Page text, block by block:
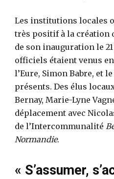
Les institutions locales
très positif à la création
de son inauguration le
officiels étaient venus
l’Eure, Simon Babre, et
présents. Des élus
Bernay, Marie-Lyne
déplacement avec
de l’Intercommunalité
Normandie.
« S’assumer,